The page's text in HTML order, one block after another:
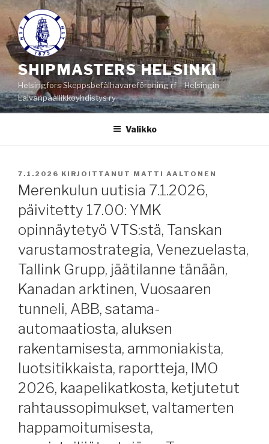
Siirry
sisältöön
SHIPMASTERS HELSINKI
Helsingfors Skeppsbefälhavareförening rf – Helsingin
Laivanpäällikköyhdistys ry
Valikko
JULKAISTU
7.1.2026 KIRJOITTANUT MATTI AALTONEN
Merenkulun uutisia 7.1.2026,
päivitetty 17.00: YMK
opinnäytetyö VTS:stä, Tanskan
varustamostrategia, Venezuelasta,
Tallink Grupp, jäätilanne tänään,
Kanadan arktinen, Vuosaaren
tunneli, ABB, satama-
automaatiosta, aluksen
rakentamisesta, ammoniakista,
luotsitikkaista, raportteja, IMO
2026, kaapelikatkosta, ketjutetut
rahtaussopimukset, valtamerten
happamoitumisesta,